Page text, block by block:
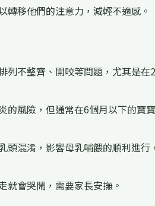
轉移他們的注意力，減輕不適感。
列不整齊、開咬等問題，尤其是在
的風險，但通常在6個月以下的寶
頭混淆，影響母乳哺餵的順利進行
就會哭鬧，需要家長安撫。